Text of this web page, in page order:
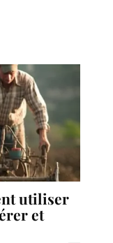
utiliser
et